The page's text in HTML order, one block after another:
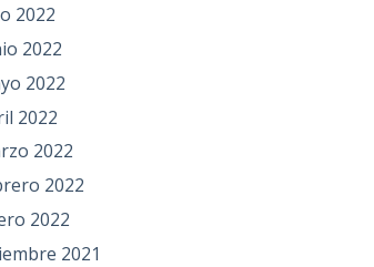
2022
2022
2022
2022
2022
2022
2022
2021